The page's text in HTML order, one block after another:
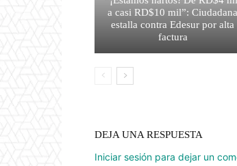
a casi RD$10 mil”: Ciudadana
estalla contra Edesur por alta
factura
DEJA UNA RESPUESTA
Iniciar sesión para dejar un